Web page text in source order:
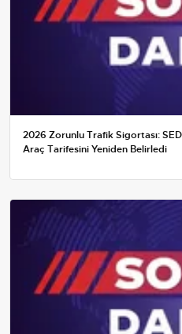
2026 Zorunlu Trafik Sigortası:
Araç Tarifesini Yeniden Belirledi